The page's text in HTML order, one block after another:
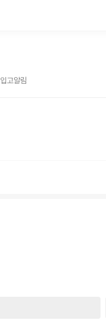
입고알림